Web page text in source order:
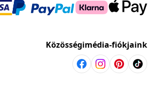
Közösségimédia-fiókjaink